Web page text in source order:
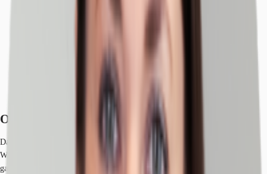
Lage und Verkehrsanbindung
Objekt
Das Bürohaus in der Großweidenmühlstraße vereint Wirtschaft und
Wissenschaft, ebenso integriert wie Arbeitswelt und Privatsphäre – ein
ganzheitliches, interaktives Ambiente mit erstklassiger Infrastruktur. Ihre